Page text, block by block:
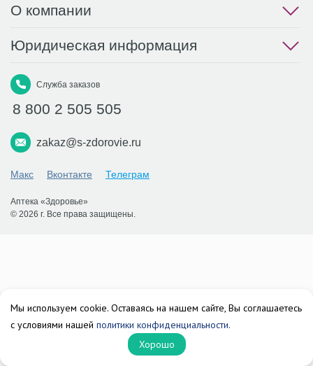
О компании
Юридическая информация
Служба заказов
8 800 2 505 505
zakaz@s-zdorovie.ru
Макс Вконтакте Телеграм
Аптека «Здоровье»
© 2026 г. Все права защищены.
Мы используем cookie. Оставаясь на нашем сайте, Вы соглашаетесь
с условиями нашей политики конфиденциальности.
Хорошо